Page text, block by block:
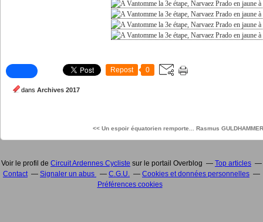
Repost 0
dans Archives 2017
<< Un espoir équatorien remporte... Rasmus
Voir le profil de Circuit Ardennes Cycliste sur le portail Overblog
Top articles
Contact
Signaler un abus C.G.U.
Cookies et données personnelles
Préférences cookies